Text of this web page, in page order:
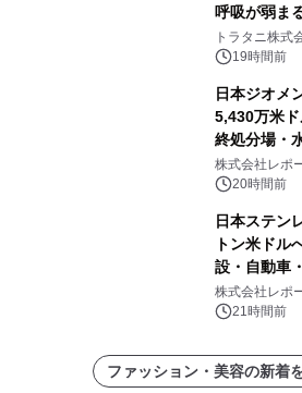
呼吸が弱ま
トラタニ株式
19時間前
日本ジオメ
5,430万米
終処分場・
需要拡大
株式会社レポ
20時間前
日本ステン
トン米ドル
設・自動車
を牽引
株式会社レポ
21時間前
ファッション・美容の新着